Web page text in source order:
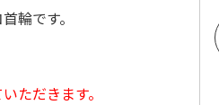
輪です。
ただきます。